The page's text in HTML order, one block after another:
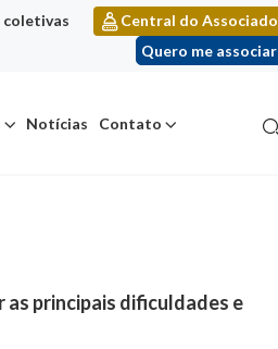
coletivas
Central do Associado
Quero me associar
Notícias Contato
principais dificuldades e